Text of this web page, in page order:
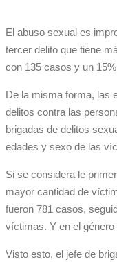
El abuso sexual es
tercer delito que tiene
con 135 casos y un
De la misma forma, las
delitos contra las
brigadas de delitos
edades y sexo de las
Si se considera le
mayor cantidad de
fueron 781 casos,
víctimas. Y en el
Visto esto, el jefe de